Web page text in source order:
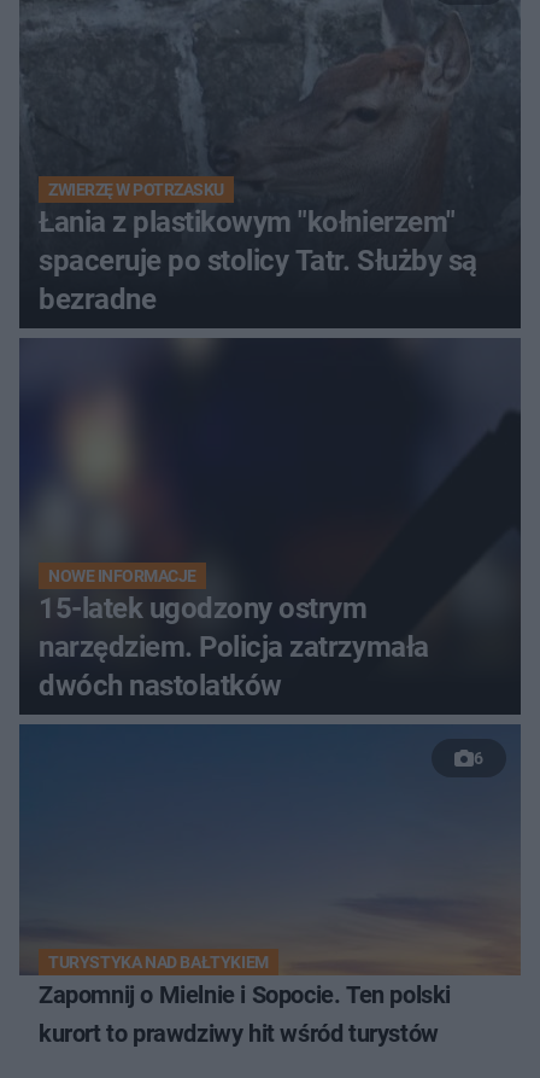
ZWIERZĘ W POTRZASKU
Łania z plastikowym "kołnierzem"
spaceruje po stolicy Tatr. Służby są
bezradne
NOWE INFORMACJE
15-latek ugodzony ostrym
narzędziem. Policja zatrzymała
dwóch nastolatków
6
TURYSTYKA NAD BAŁTYKIEM
Zapomnij o Mielnie i Sopocie. Ten polski
kurort to prawdziwy hit wśród turystów